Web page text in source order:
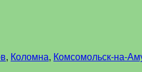
, Коломна, Комсомольск-на-